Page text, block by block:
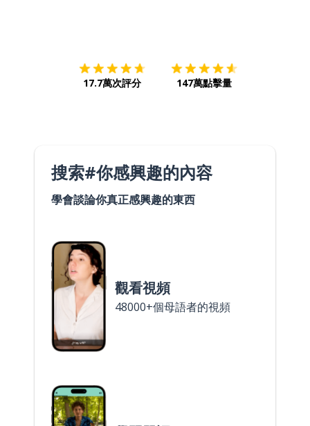
17.7萬次評分 147萬點擊量
搜索#你感興趣的內容
學會談論你真正感興趣的東西
觀看視頻
48000+個母語者的視頻